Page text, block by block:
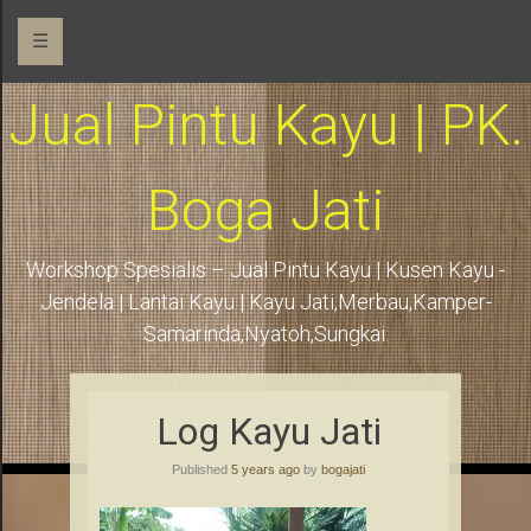
☰
Jual Pintu Kayu | PK.
Boga Jati
Workshop Spesialis – Jual Pintu Kayu | Kusen Kayu -
Jendela | Lantai Kayu | Kayu Jati,Merbau,Kamper-
Samarinda,Nyatoh,Sungkai.
Log Kayu Jati
Published 5 years ago by bogajati